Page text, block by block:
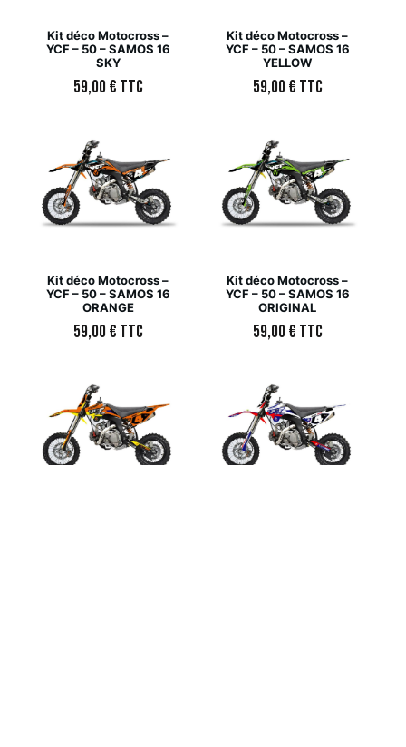
Kit déco Motocross –
YCF – 50 – SAMOS 16
SKY
59,00€ TTC
Kit déco Motocross –
YCF – 50 – SAMOS 16
YELLOW
59,00€ TTC
Kit déco Motocross –
YCF – 50 – SAMOS 16
ORANGE
59,00€ TTC
Kit déco Motocross –
YCF – 50 – SAMOS 16
ORIGINAL
59,00€ TTC